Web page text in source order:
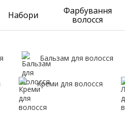
Набори
Фарбування
волосся
Бальзам для волосся
Креми для волосся